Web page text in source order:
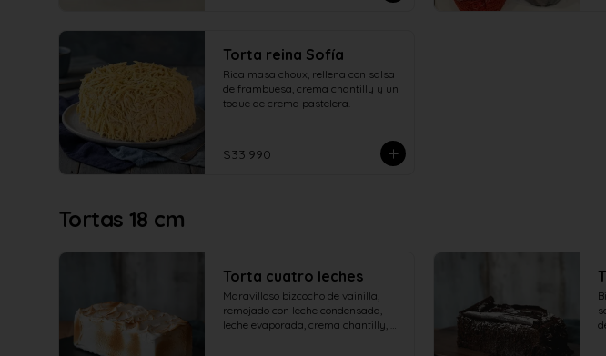
Torta reina Sofía
Rica masa choux, rellena con salsa
de frambuesa, crema chantilly y un
toque de crema pastelera.
$33.990
Tortas 18 cm
Torta cuatro leches
Maravilloso bizcocho de vainilla,
remojado con leche condensada,
leche evaporada, crema chantilly,